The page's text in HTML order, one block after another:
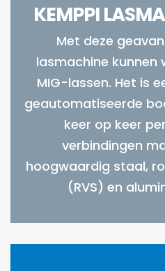
KEMPPI
Met deze
lasmachine kunnen
MIG-lassen. Het is
geautomatiseerde
keer op keer
verbindingen
hoogwaardig staal,
(RVS) en